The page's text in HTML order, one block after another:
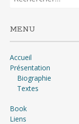
MENU
Accueil
Présentation
Biographie
Textes
Book
Liens